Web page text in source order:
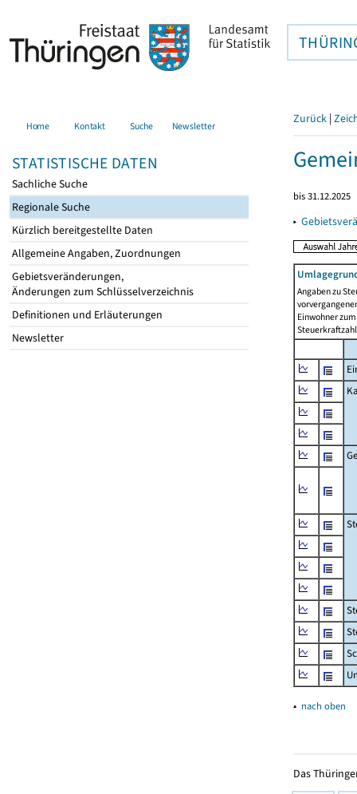
Home Kontakt Suche Newsletter
STATISTISCHE DATEN
Sachliche Suche
Regionale Suche
Kürzlich bereitgestellte Daten
Allgemeine Angaben, Zuordnungen
Gebietsveränderungen,
Änderungen zum Schlüsselverzeichnis
Definitionen und Erläuterungen
Newsletter
Zurück |
bis 31.12.2025
▸
Angaben zu
Einwohner
▴ nach oben
Das